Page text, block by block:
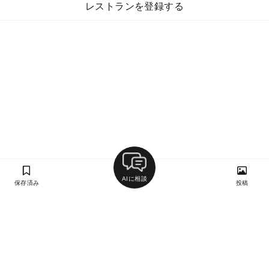
レストランを登録する
保存済み
AIに相談
投稿